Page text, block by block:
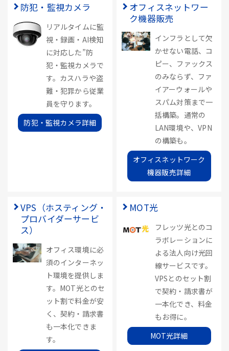
防犯・監視カメラ
リアルタイムに監
視・録画・AI検知
に対応した”防
犯・監視カメラで
す。カスハラや盗
難・犯罪から従業
員を守ります。
防犯・監視カメラ詳細
オフィスネットワー
ク機器販売
インフラとして欠
かせない電話、コ
ピー、ファックス
のみならず、ファ
イアーウォールや
スパム対策まで一
括構築。通常の
LAN環境や、VPN
の構築も。
オフィスネットワーク
機器販売詳細
VPS（ホスティング・
プロバイダーサービ
ス）
オフィス環境に必
須のインターネッ
ト環境を提供しま
す。MOT光とのセ
ット割で料金が安
く、契約・請求書
も一本化できま
す。
MOT光
フレッツ光とのコ
ラボレーションに
よる法人向け光回
線サービスです。
VPSとのセット割
で契約・請求書が
一本化でき、料金
もお得に。
MOT光詳細